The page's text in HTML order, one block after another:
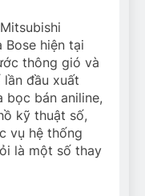
Bose hiện tại
thông gió và
đầu xuất
bọc bán aniline,
kỹ thuật số,
vụ hệ thống
là một số thay